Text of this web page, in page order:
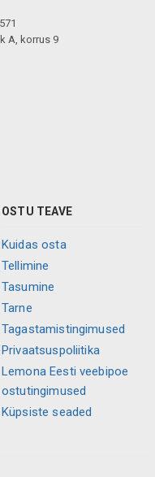
A, korrus 9
OSTU TEAVE
Kuidas osta
Tellimine
Tasumine
Tarne
Tagastamistingimused
Privaatsuspoliitika
Lemona Eesti veebipoe
ostutingimused
Küpsiste seaded